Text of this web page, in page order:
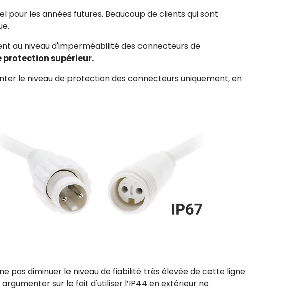
pour les années futures. Beaucoup de clients qui sont
au niveau d'imperméabilité des connecteurs de
protection supérieur.
le niveau de protection des connecteurs uniquement, en
pas diminuer le niveau de fiabilité très élevée de cette ligne
sur le fait d'utiliser l’IP44 en extérieur ne